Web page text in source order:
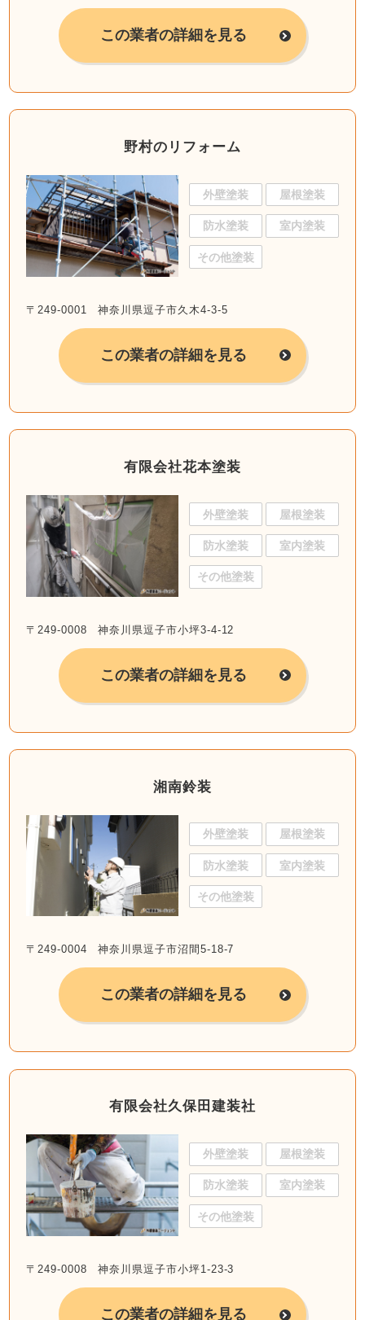
この業者の詳細を見る
野村のリフォーム
外壁塗装 屋根塗装
防水塗装 室内塗装
その他塗装
〒249-0001 神奈川県逗子市久木4-3-5
この業者の詳細を見る
有限会社花本塗装
外壁塗装 屋根塗装
防水塗装 室内塗装
その他塗装
〒249-0008 神奈川県逗子市小坪3-4-12
この業者の詳細を見る
湘南鈴装
外壁塗装 屋根塗装
防水塗装 室内塗装
その他塗装
〒249-0004 神奈川県逗子市沼間5-18-7
この業者の詳細を見る
有限会社久保田建装社
外壁塗装 屋根塗装
防水塗装 室内塗装
その他塗装
〒249-0008 神奈川県逗子市小坪1-23-3
この業者の詳細を見る